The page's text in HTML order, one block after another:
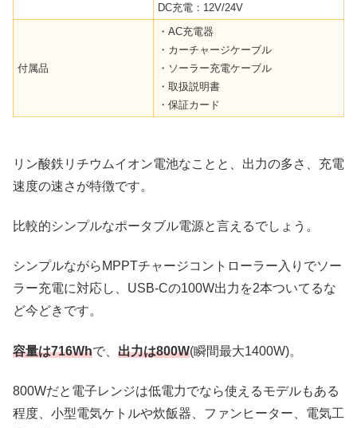
DC充電：12V/24V
付属品
・AC充電器
・カーチャージケーブル
・ソーラー充電ケーブル
・取扱説明書
・保証カード
リン酸鉄リチウムイオン電池なことと、出力の多さ、充電
速度の速さが特徴です。
比較的シンプルなポータブル電源と言えるでしょう。
シンプルながらMPPTチャージコントローラー入りでソー
ラー充電に対応し、USB-Cの100W出力を2本ついてるな
ど今どきです。
容量は716Whで、 出力は800W(瞬間最大1400W)。
800Wだと電子レンジは低電力でなら使えるモデルもある
程度、小型電気ケトルや炊飯器、ファンヒーター、電気工